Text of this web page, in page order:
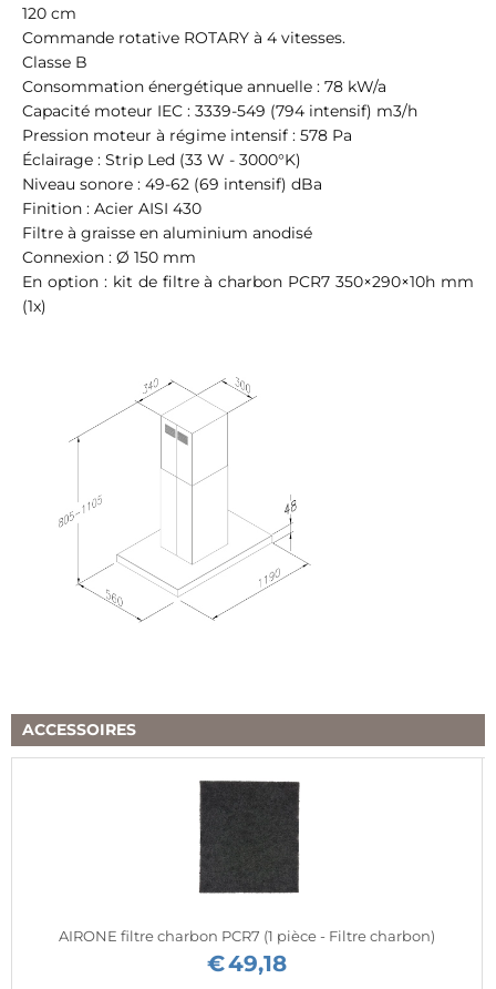
120 cm
Commande rotative ROTARY à 4 vitesses.
Classe B
Consommation énergétique annuelle : 78 kW/a
Capacité moteur IEC : 3339-549 (794 intensif) m3/h
Pression moteur à régime intensif : 578 Pa
Éclairage : Strip Led (33 W - 3000°K)
Niveau sonore : 49-62 (69 intensif) dBa
Finition : Acier AISI 430
Filtre à graisse en aluminium anodisé
Connexion : Ø 150 mm
En option : kit de filtre à charbon PCR7 350×290×10h mm
(1x)
ACCESSOIRES
AIRONE filtre charbon PCR7 (1 pièce - Filtre charbon)
€49,18